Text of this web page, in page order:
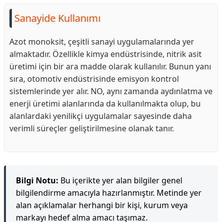
Sanayide Kullanımı
Azot monoksit, çeşitli sanayi uygulamalarında yer
almaktadır. Özellikle kimya endüstrisinde, nitrik asit
üretimi için bir ara madde olarak kullanılır. Bunun yanı
sıra, otomotiv endüstrisinde emisyon kontrol
sistemlerinde yer alır. NO, aynı zamanda aydınlatma ve
enerji üretimi alanlarında da kullanılmakta olup, bu
alanlardaki yenilikçi uygulamalar sayesinde daha
verimli süreçler geliştirilmesine olanak tanır.
Bilgi Notu: Bu içerikte yer alan bilgiler genel
bilgilendirme amacıyla hazırlanmıştır. Metinde yer
alan açıklamalar herhangi bir kişi, kurum veya
markayı hedef alma amacı taşımaz.